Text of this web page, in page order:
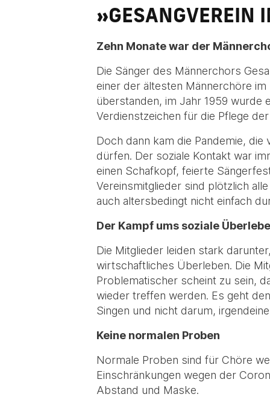
»GESANGVEREIN
Zehn Monate war der
Die Sänger des Männerchors
einer der ältesten Männerchöre
überstanden, im Jahr 1959 wurde
Verdienstzeichen für die Pflege
Doch dann kam die Pandemie,
dürfen. Der soziale Kontakt war
einen Schafkopf, feierte
Vereinsmitglieder sind plötzlich
auch altersbedingt nicht einfach
Der Kampf ums soziale
Die Mitglieder leiden stark
wirtschaftliches Überleben. Die
Problematischer scheint zu sein,
wieder treffen werden. Es geht
Singen und nicht darum,
Keine normalen Proben
Normale Proben sind für Chöre
Einschränkungen wegen der
Abstand und Maske.